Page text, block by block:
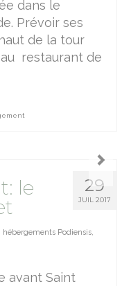
dans le
Prévoir ses
de la tour
restaurant de
29
JUIL 2017
le
hébergements Podiensis,
avant Saint